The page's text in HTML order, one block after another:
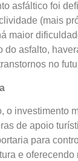
asfáltico foi
(mais
maior
do asfalto,
no
o investimento
de apoio
para
e oferecendo